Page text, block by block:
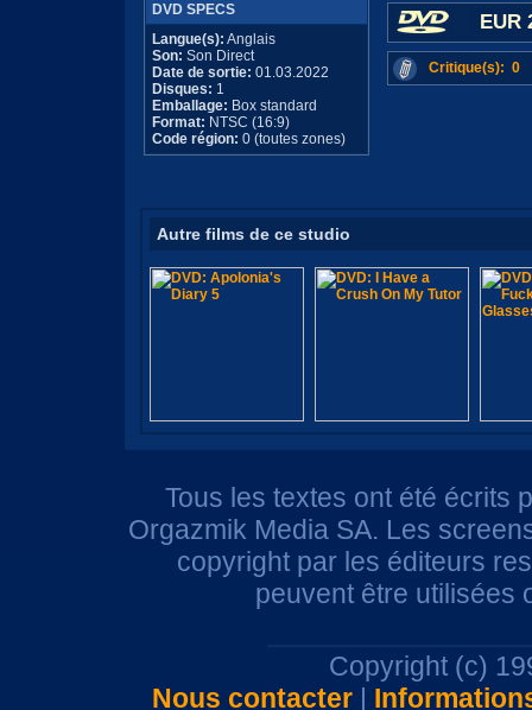
DVD SPECS
Langue(s): Anglais
Son: Son Direct
Date de sortie: 01.03.2022
Disques: 1
Emballage: Box standard
Format: NTSC (16:9)
Code région: 0 (toutes zones)
EUR
Critique(s): 0
Autre films de ce studio
Tous les textes ont été écrits
Orgazmik Media SA. Les
copyright par les éditeurs
peuvent être utilisées
Copyright (c)
Nous contacter|